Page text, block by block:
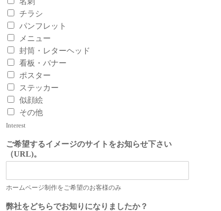
チラシ
パンフレット
メニュー
封筒・レターヘッド
看板・バナー
ポスター
ステッカー
似顔絵
その他
Interest
ご希望するイメージのサイトをお知らせ下さい
（URL)。
ホームページ制作をご希望のお客様のみ
弊社をどちらでお知りになりましたか？